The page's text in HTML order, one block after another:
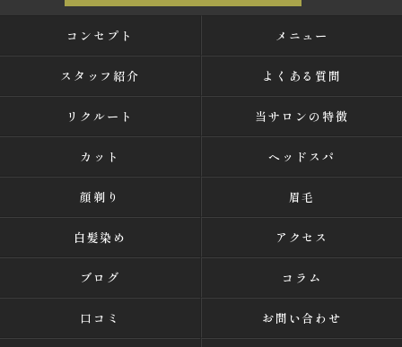
コンセプト メニュー
スタッフ紹介 よくある質問
リクルート 当サロンの特徴
カット ヘッドスパ
顔剃り 眉毛
白髪染め アクセス
ブログ コラム
口コミ お問い合わせ